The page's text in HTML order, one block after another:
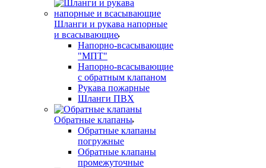
Шланги и рукава напорные
и всасывающие
Напорно-всасывающие
"МПТ"
Напорно-всасывающие
с обратным клапаном
Рукава пожарные
Шланги ПВХ
Обратные клапаны
Обратные клапаны
погружные
Обратные клапаны
промежуточные